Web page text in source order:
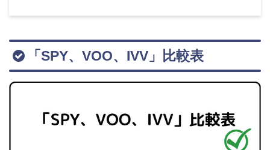
「SPY、VOO、IVV」比較表